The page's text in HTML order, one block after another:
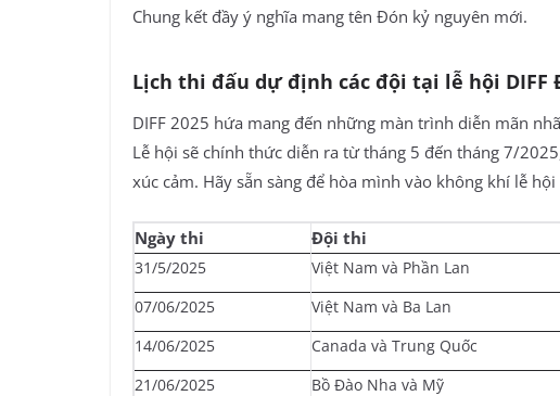
Chung kết đầy ý nghĩa mang tên Đón kỷ nguyên mới.
Lịch thi đấu dự định các đội tại lễ hội DIFF
DIFF 2025 hứa mang đến những màn trình diễn mãn
Lễ hội sẽ chính thức diễn ra từ tháng 5 đến tháng 7/
xúc cảm. Hãy sẵn sàng để hòa mình vào không khí lễ
Ngày thi Đội thi
31/5/2025
Việt Nam và Phần Lan
07/06/2025
Việt Nam và Ba Lan
14/06/2025
Canada và Trung Quốc
21/06/2025
Bồ Đào Nha và Mỹ